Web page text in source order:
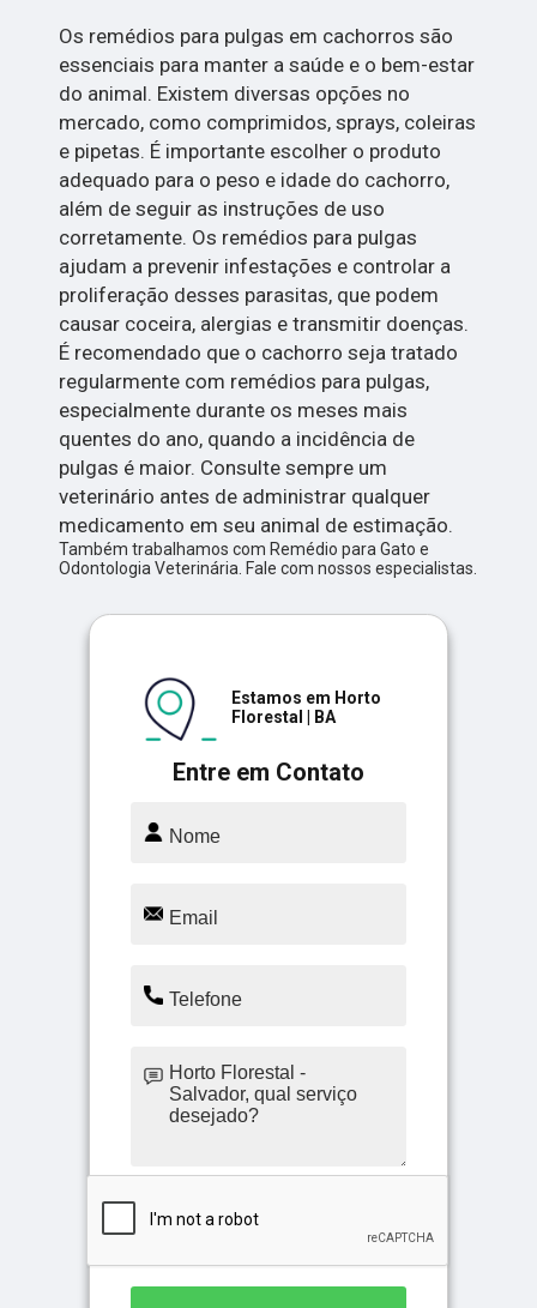
Os remédios para pulgas em cachorros são
essenciais para manter a saúde e o bem-estar
do animal. Existem diversas opções no
mercado, como comprimidos, sprays, coleiras
e pipetas. É importante escolher o produto
adequado para o peso e idade do cachorro,
além de seguir as instruções de uso
corretamente. Os remédios para pulgas
ajudam a prevenir infestações e controlar a
proliferação desses parasitas, que podem
causar coceira, alergias e transmitir doenças.
É recomendado que o cachorro seja tratado
regularmente com remédios para pulgas,
especialmente durante os meses mais
quentes do ano, quando a incidência de
pulgas é maior. Consulte sempre um
veterinário antes de administrar qualquer
medicamento em seu animal de estimação.
Também trabalhamos com Remédio para Gato e
Odontologia Veterinária. Fale com nossos especialistas.
Entre em Contato
Estamos em Horto
Florestal | BA